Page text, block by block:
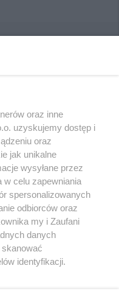
korzystania z portali
sięz nami
oraz inne
uzyskujemy dostęp i
oraz
jak unikalne
wysyłane przez
w celu zapewniania
spersonalizowanych
odbiorców oraz
my i Zaufani
danych
identyfikacji.